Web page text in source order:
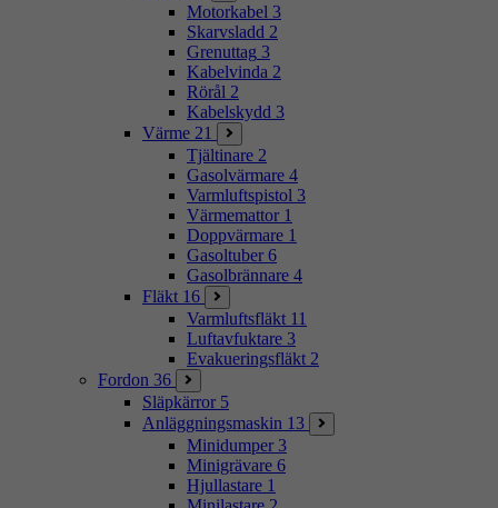
Motorkabel 3
Skarvsladd 2
Grenuttag 3
Kabelvinda 2
Rörål 2
Kabelskydd 3
Värme 21
Tjältinare 2
Gasolvärmare 4
Varmluftspistol 3
Värmemattor 1
Doppvärmare 1
Gasoltuber 6
Gasolbrännare 4
Fläkt 16
Varmluftsfläkt 11
Luftavfuktare 3
Evakueringsfläkt 2
Fordon 36
Släpkärror 5
Anläggningsmaskin 13
Minidumper 3
Minigrävare 6
Hjullastare 1